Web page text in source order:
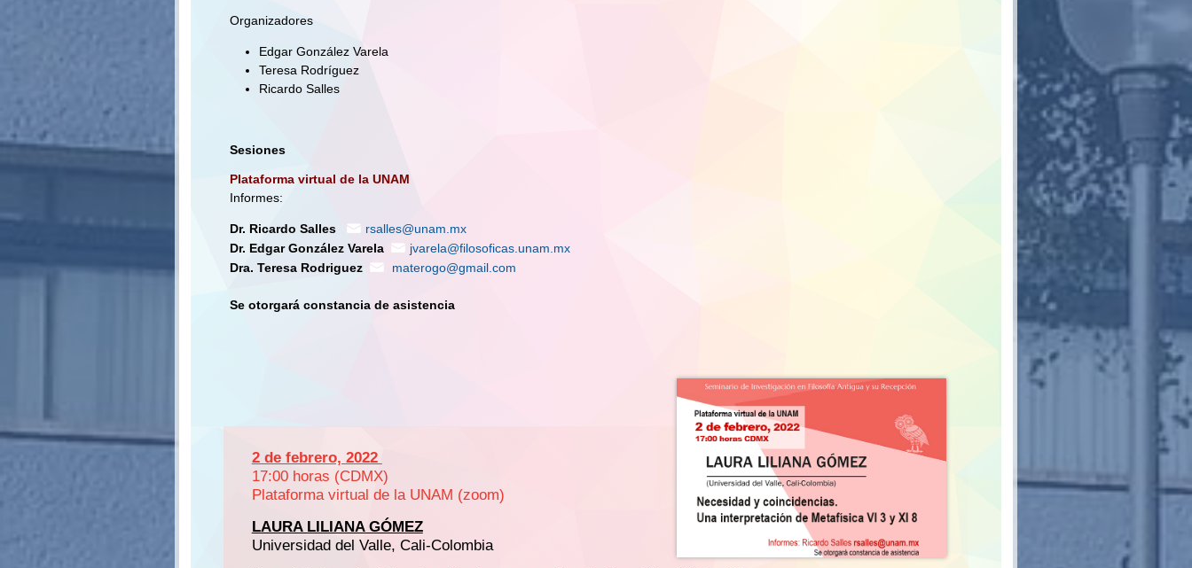
Organizadores
Edgar González Varela
Teresa Rodríguez
Ricardo Salles
Sesiones
Plataforma virtual de la UNAM
Informes:
Dr. Ricardo Salles
rsalles@unam.mx
Dr. Edgar González Varela
jvarela@filosoficas.unam.mx
Dra. Teresa Rodriguez
materogo@gmail.com
Se otorgará constancia de asistencia
2 de febrero, 2022
17:00 horas (CDMX)
Plataforma virtual de la UNAM (zoom)
LAURA LILIANA GÓMEZ
Universidad del Valle, Cali-Colombia